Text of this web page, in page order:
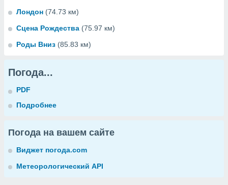
Лондон (74.73 км)
Сцена Рождества (75.97 км)
Роды Вниз (85.83 км)
Погода...
PDF
Подробнее
Погода на вашем сайте
Виджет погода.com
Метеорологический API